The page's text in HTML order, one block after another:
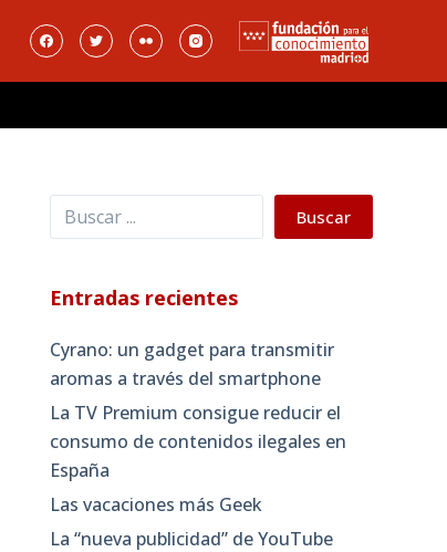
Buscar Buscar
Entradas recientes
Cyrano: un gadget para transmitir
aromas a través del smartphone
La TV Premium consigue reducir el
consumo de contenidos ilegales en
España
Las vacaciones más Geek
La “nueva publicidad” de YouTube